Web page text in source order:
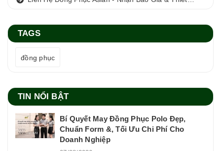
TAGS
đồng phục
TIN NỔI BẬT
Bí Quyết May Đồng Phục Polo Đẹp,
Chuẩn Form &, Tối Ưu Chi Phí Cho
Doanh Nghiệp